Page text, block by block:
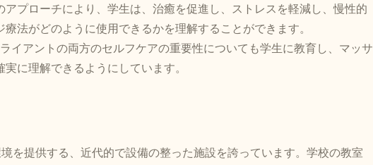
プローチにより、学生は、治癒を促進し、ストレスを軽減し、慢性的
法がどのように使用できるかを理解することができます。
イアントの両方のセルフケアの重要性についても学生に教育し、マッサ
に理解できるようにしています。
を提供する、近代的で設備の整った施設を誇っています。学校の教室